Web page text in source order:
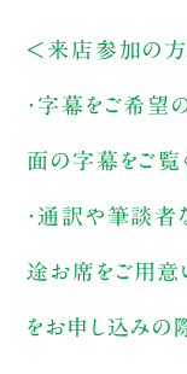
＜来店参加の方
・字幕をご希望
面の字幕をご覧
・通訳や筆談者
途お席をご用意
をお申し込みの